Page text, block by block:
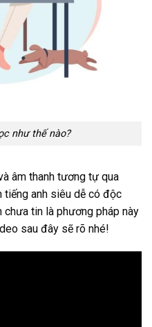
như thế nào?
âm thanh tương tự qua
anh siêu dễ có độc
chưa tin là phương pháp này
sau đây sẽ rõ nhé!